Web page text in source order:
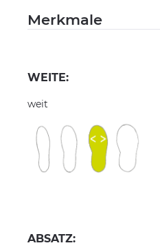
Merkmale
WEITE:
weit
ABSATZ: